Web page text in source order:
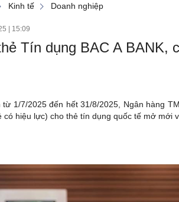
sản
Kinh tế Doanh nghiệp
| 15:09
Tín dụng BAC A BANK,
1/7/2025 đến hết 31/8/2025, Ngân hàng
có hiệu lực) cho thẻ tín dụng quốc tế mở mới